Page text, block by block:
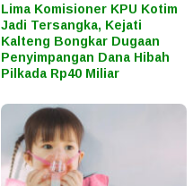
Lima Komisioner KPU Kotim
Jadi Tersangka, Kejati
Kalteng Bongkar Dugaan
Penyimpangan Dana Hibah
Pilkada Rp40 Miliar